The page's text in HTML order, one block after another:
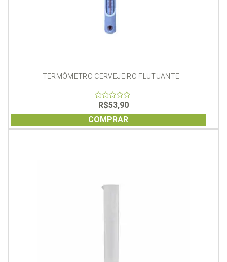
TERMÔMETRO CERVEJEIRO FLUTUANTE
of
5
R$53,90
COMPRAR